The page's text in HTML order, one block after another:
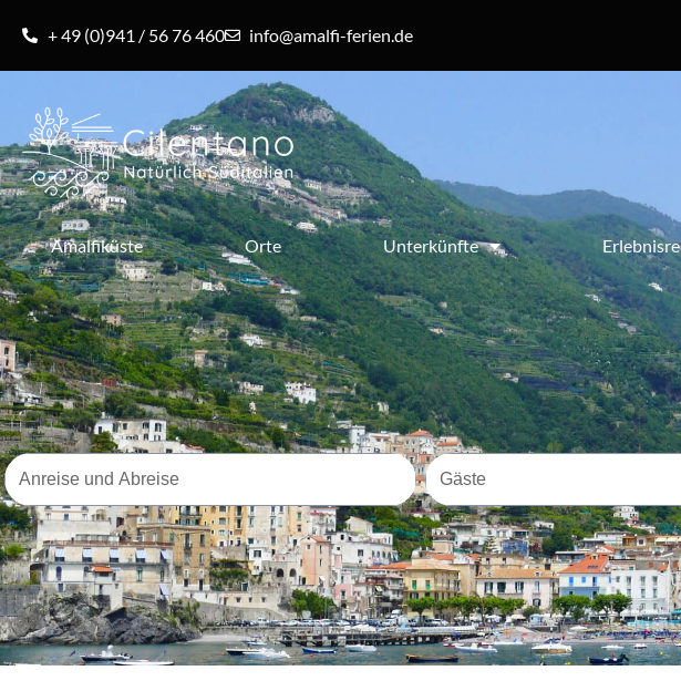
+ 49 (0)941 / 56 76 460 info@amalfi-ferien.de
Amalfiküste Orte Unterkünfte
Reisezeitraum
Anreise und Abreise
Gäste
Gäste